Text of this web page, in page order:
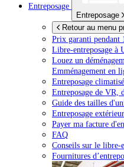
Entreposage
Entreposage
Retour au menu
Prix garanti pendant
Libre-entreposage à
Louez un
Emménagement en
Entreposage climatisé
Entreposage de VR,
Guide des tailles
Entreposage
Payer ma facture
FAQ
Conseils sur le libre-
Fournitures